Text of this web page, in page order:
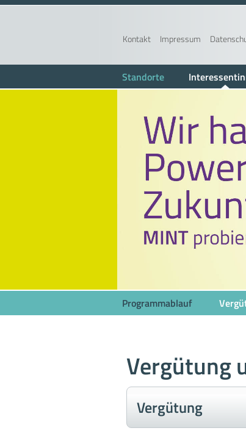
Kontakt Impressum
Standorte
Programmablauf
Vergütung
Vergütung